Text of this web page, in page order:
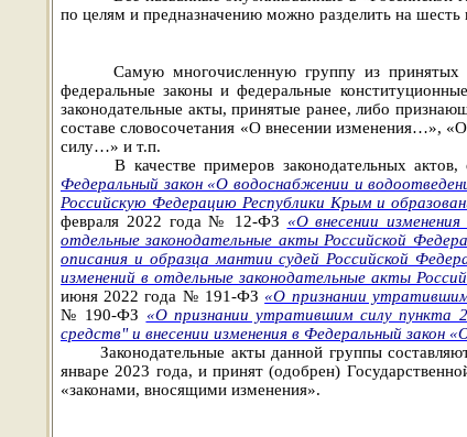
по целям и предназначению можно разделить на шесть
Самую многочисленную группу из
федеральные законы и федеральные
законодательные акты, принятые ранее, либо
составе словосочетания «О внесении
силу…» и т.п.
В качестве примеров законодательных
Федеральный закон «О водоснабжении и
Российскую Федерацию Республики Крым и
февраля 2022 года № 12-ФЗ «О внесении
отдельные законодательные акты Российской
описания и образца мантии судей Российской
изменений в отдельные законодательные акты
июня 2022 года № 191-ФЗ«О признании
№ 190-ФЗ «О признании утратившим силу пункта
средств" и внесении изменения в Федеральный закон
Законодательные акты данной группы
январе 2023 года, и принят (одобрен)
«законами, вносящими изменения».